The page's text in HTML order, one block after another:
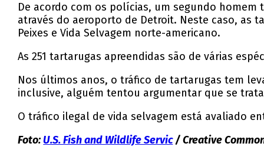
De acordo com os polícias, um segundo homem
através do aeroporto de Detroit. Neste caso, as
Peixes e Vida Selvagem norte-americano.
As 251 tartarugas apreendidas são de várias
Nos últimos anos, o tráfico de tartarugas tem
inclusive, alguém tentou argumentar que se
O tráfico ilegal de vida selvagem está avaliado
Foto:U.S. Fish and Wildlife Servic/ Creative